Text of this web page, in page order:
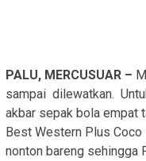
PALU, MERCUSUAR –
sampai dilewatkan.
akbar sepak bola empat
Best Western Plus Coco
nonton bareng sehingga